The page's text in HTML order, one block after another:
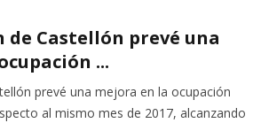
de Castellón prevé una
...
prevé una mejora en la ocupación
al mismo mes de 2017, alcanzando